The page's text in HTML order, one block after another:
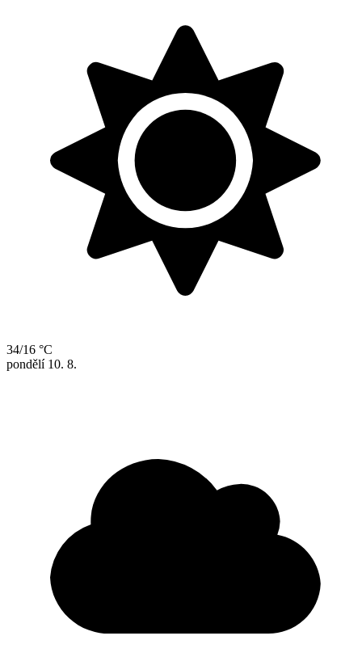
34/16 °C
pondělí 10. 8.